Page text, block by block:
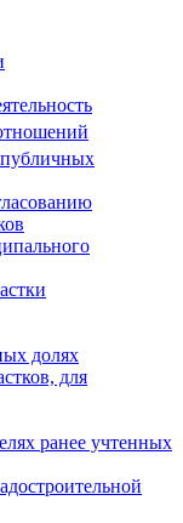
долях
для
ранее учтенных